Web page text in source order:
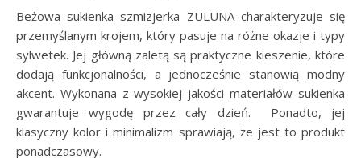
Beżowa sukienka szmizjerka ZULUNA charakteryzuje się
przemyślanym krojem, który pasuje na różne okazje i typy
sylwetek. Jej główną zaletą są praktyczne kieszenie, które
dodają funkcjonalności, a jednocześnie stanowią modny
akcent. Wykonana z wysokiej jakości materiałów sukienka
gwarantuje wygodę przez cały dzień. Ponadto, jej
klasyczny kolor i minimalizm sprawiają, że jest to produkt
ponadczasowy.